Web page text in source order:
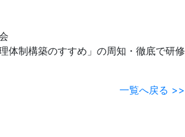
体制構築のすすめ」の周知・徹底で研修
一覧へ戻る >>